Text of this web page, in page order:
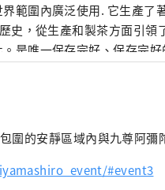
範圍內廣泛使用. 它生產
史，從生產和製茶方面引領
是唯一保存完好、保存完
圍的安靜區域內與九尊阿彌
#event3